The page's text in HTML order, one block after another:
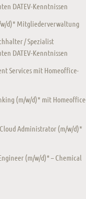
DATEV-Kenntnissen
d)* Mitgliederverwaltung
/ Spezialist
DATEV-Kenntnissen
Services mit Homeoffice-
(m/w/d)* mit
Administrator (m/w/d)*
(m/w/d)* – Chemical